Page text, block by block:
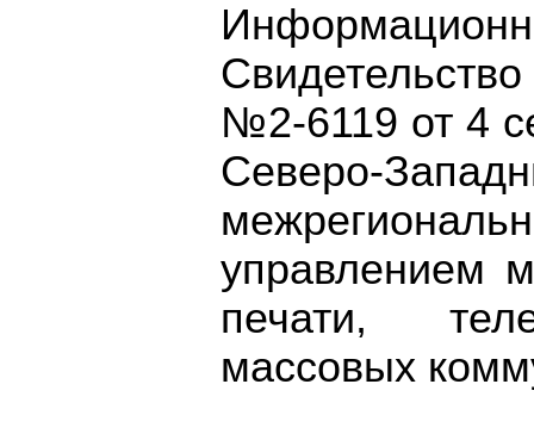
№2-6119 от 4
Северо-
управлением
печати,
массовых